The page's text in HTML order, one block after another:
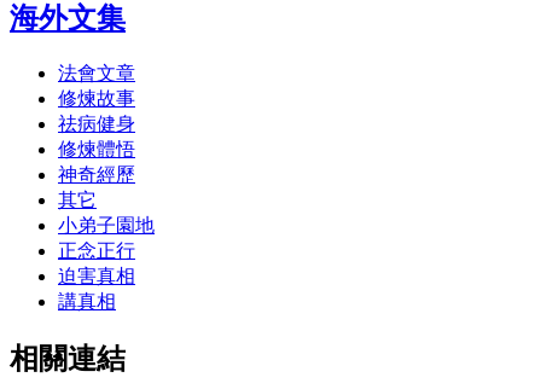
海外文集
法會文章
修煉故事
祛病健身
修煉體悟
神奇經歷
其它
小弟子園地
正念正行
迫害真相
講真相
相關連結